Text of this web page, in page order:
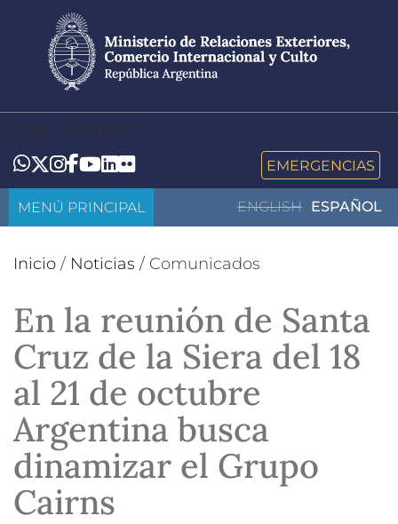
contenido
principal
Toggle navigation
Whatsapp
Twitter
Instagram
Facebook
YouTube
LinkedIn
Flickr EMERGENCIAS
ENGLISH ESPAÑOL
MENÚ PRINCIPAL
Inicio / Noticias / Comunicados
En la reunión de Santa
Cruz de la Siera del 18
al 21 de octubre
Argentina busca
dinamizar el Grupo
Cairns